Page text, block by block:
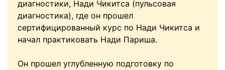
диагностики, Нади Чикитса (пульсовая
диагностика), где он прошел
сертифицированный курс по Нади Чикитса и
начал практиковать Нади Париша.
Он прошел углубленную подготовку по